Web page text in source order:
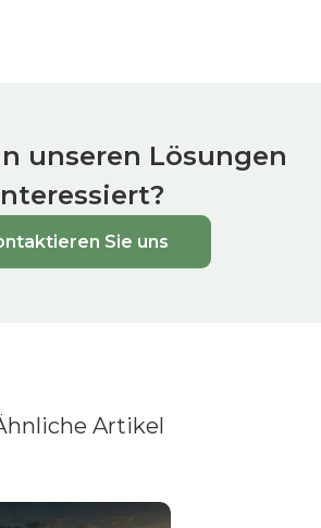
unseren Lösungen
Sie uns
Artikel